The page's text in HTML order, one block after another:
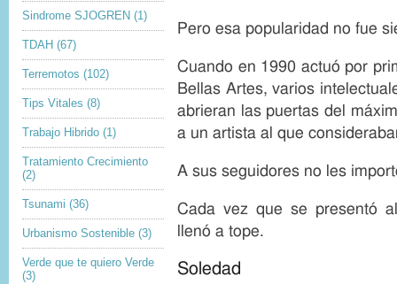
Sindrome SJOGREN (1)
TDAH (67)
Terremotos (102)
Tips Vitales (8)
Trabajo Hibrido (1)
Tratamiento Crecimiento
(2)
Tsunami (36)
Urbanismo Sostenible (3)
Verde que te quiero Verde
(3)
Pero esa popularidad no fue
Cuando en 1990 actuó por
Bellas Artes, varios
abrieran las puertas del
a un artista al que
A sus seguidores no les
Cada vez que se presentó
llenó a tope.
Soledad